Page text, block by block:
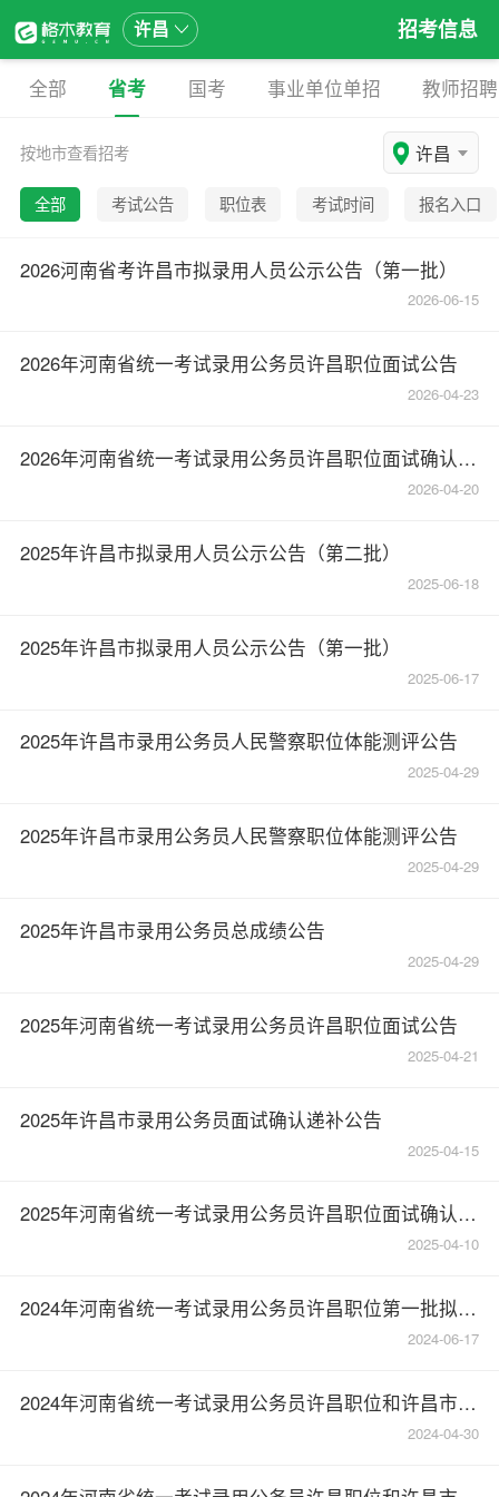
许昌 招考信息
全部 省考 国考 事业单位单招 教师招聘
按地市查看招考 许昌
全部 考试公告 职位表 考试时间 报名入口
2026河南省考许昌市拟录用人员公示公告（第一批）
2026-06-15
2026年河南省统一考试录用公务员许昌职位面试公告
2026-04-23
2026年河南省统一考试录用公务员许昌职位面试确认递补公告
2026-04-20
2025年许昌市拟录用人员公示公告（第二批）
2025-06-18
2025年许昌市拟录用人员公示公告（第一批）
2025-06-17
2025年许昌市录用公务员人民警察职位体能测评公告
2025-04-29
2025年许昌市录用公务员人民警察职位体能测评公告
2025-04-29
2025年许昌市录用公务员总成绩公告
2025-04-29
2025年河南省统一考试录用公务员许昌职位面试公告
2025-04-21
2025年许昌市录用公务员面试确认递补公告
2025-04-15
2025年河南省统一考试录用公务员许昌职位面试确认公告
2025-04-10
2024年河南省统一考试录用公务员许昌职位第一批拟录用人员名单公示
2024-06-17
2024年河南省统一考试录用公务员许昌职位和许昌市2024年市直机关公开遴选公务员考试总成绩公告
2024-04-30